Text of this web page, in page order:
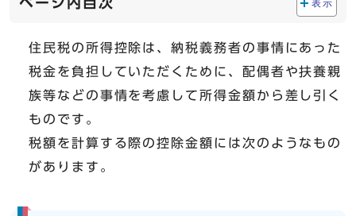
ページ内目次 表示
住民税の所得控除は、納税義務者の事情にあった
税金を負担していただくために、配偶者や扶養親
族等などの事情を考慮して所得金額から差し引く
ものです。
税額を計算する際の控除金額には次のようなもの
があります。